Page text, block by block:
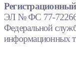
ЭЛ № ФС 77-72266
Федеральной
информационных